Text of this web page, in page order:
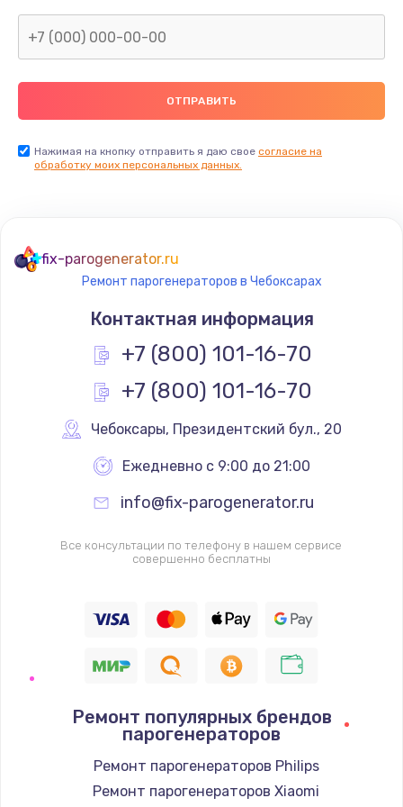
Нажимая на кнопку отправить я даю свое согласие на
обработку моих персональных данных.
fix-parogenerator.ru
Ремонт парогенераторов в Чебоксарах
Контактная информация
+7 (800) 101-16-70
+7 (800) 101-16-70
Чебоксары, Президентский бул., 20
Ежедневно с 9:00 до 21:00
info@fix-parogenerator.ru
Все консультации по телефону в нашем сервисе
совершенно бесплатны
Ремонт популярных брендов
парогенераторов
Ремонт парогенераторов Philips
Ремонт парогенераторов Xiaomi